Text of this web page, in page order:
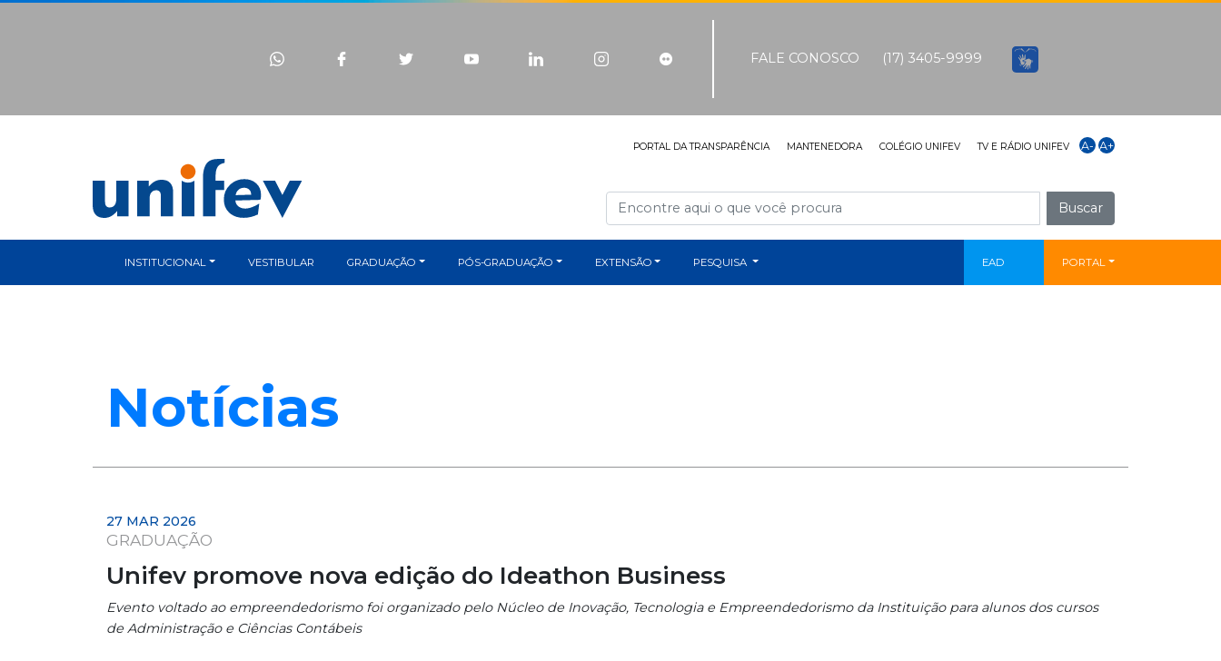
FALE CONOSCO (17) 3405-9999
PORTAL DA TRANSPARÊNCIA MANTENEDORA COLÉGIO UNIFEV TV E RÁDIO UNIFEV A- A+
Buscar
INSTITUCIONAL VESTIBULAR GRADUAÇÃO PÓS-GRADUAÇÃO EXTENSÃO PESQUISA EAD PORTAL
Notícias
27 MAR 2026
GRADUAÇÃO
Unifev promove nova edição do Ideathon Business
Evento voltado ao empreendedorismo foi organizado pelo Núcleo de Inovação, Tecnologia e Empreendedorismo da Instituição para alunos dos cursos
de Administração e Ciências Contábeis